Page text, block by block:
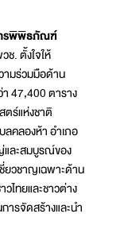
ารพิพิธภัณฑ์
ช. ตั้งใจให้
มร่วมมือด้าน
า 47,400 ตาราง
ร์แห่งชาติ
คลองห้า อำเภอ
และสมบูรณ์ของ
ยวชาญเฉพาะด้าน
ไทยและชาวต่าง
ารจัดสร้างและนำ